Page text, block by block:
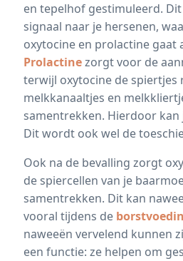
en tepelhof gestimuleerd.
signaal naar je hersenen,
oxytocine en prolactine gaat
Prolactinezorgt voor de
terwijl oxytocine de spiertjes
melkkanaaltjes en
samentrekken. Hierdoor kan
Dit wordt ook wel de
Ook na de bevalling zorgt
de spiercellen van je
samentrekken. Dit kan
vooral tijdens de
naweeën vervelend kunnen
een functie: ze helpen om